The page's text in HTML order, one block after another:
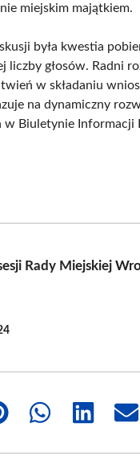
miejskim majątkiem.
była kwestia
liczby głosów. Radni
w składaniu
na dynamiczny
w Biuletynie Informacji
Rady Miejskiej
Share
Share